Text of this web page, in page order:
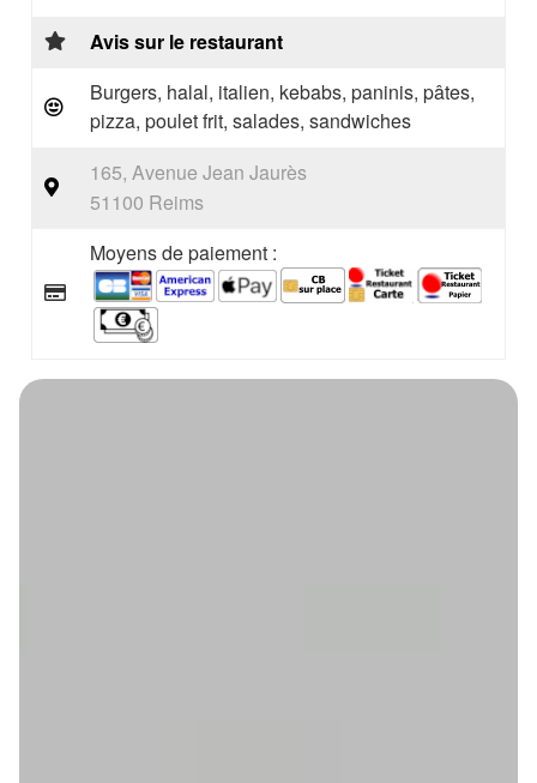
Avis sur le restaurant
Burgers, halal, italien, kebabs, paninis, pâtes,
pizza, poulet frit, salades, sandwiches
165, Avenue Jean Jaurès
51100 Reims
Moyens de paiement :